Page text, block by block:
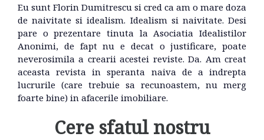
Eu sunt Florin Dumitrescu si cred ca am o mare doza
de naivitate si idealism. Idealism si naivitate. Desi
pare o prezentare tinuta la Asociatia Idealistilor
Anonimi, de fapt nu e decat o justificare, poate
neverosimila a crearii acestei reviste. Da. Am creat
aceasta revista in speranta naiva de a indrepta
lucrurile (care trebuie sa recunoastem, nu merg
foarte bine) in afacerile imobiliare.
Cere sfatul nostru